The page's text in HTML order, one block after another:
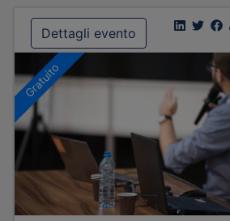
Dettagli evento
Gratuito